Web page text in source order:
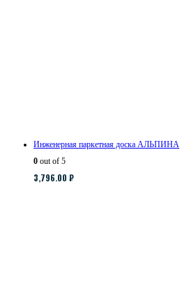
Инженерная паркетная доска АЛЬПИНА
0 out of 5
3,796.00 ₽